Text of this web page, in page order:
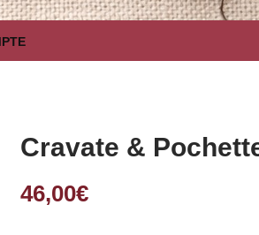
Cravate &
46,00€